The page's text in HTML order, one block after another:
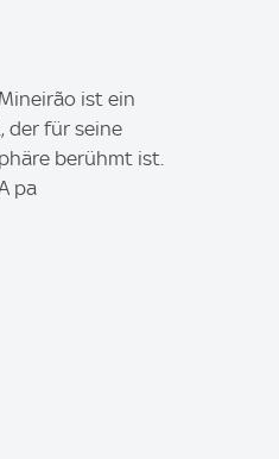
ist ein
der für seine
berühmt ist.
pa